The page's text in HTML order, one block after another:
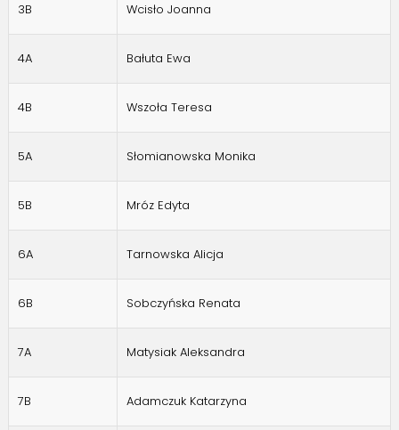
3B Wcisło Joanna
4A Bałuta Ewa
4B Wszoła Teresa
5A Słomianowska Monika
5B Mróz Edyta
6A Tarnowska Alicja
6B Sobczyńska Renata
7A Matysiak Aleksandra
7B Adamczuk Katarzyna